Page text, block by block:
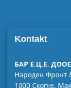
Kontakt
БАР Е.Ц.Е.
Народен Фронт
1000 Скопје,